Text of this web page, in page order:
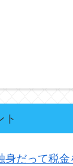
ト
身だって税金